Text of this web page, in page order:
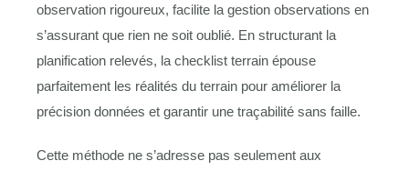
observation rigoureux, facilite la gestion observations en
s’assurant que rien ne soit oublié. En structurant la
planification relevés, la checklist terrain épouse
parfaitement les réalités du terrain pour améliorer la
précision données et garantir une traçabilité sans faille.
Cette méthode ne s’adresse pas seulement aux